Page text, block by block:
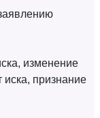
изменение
иска, признание